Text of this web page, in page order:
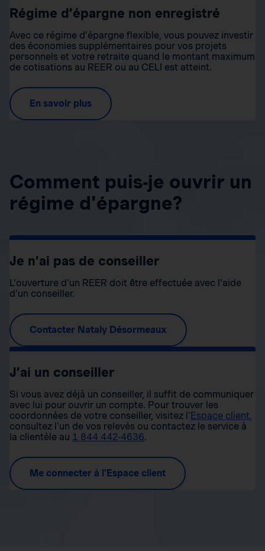
Régime d’épargne non enregistré
Avec ce régime d’épargne flexible, vous pouvez investir
des économies supplémentaires pour vos projets
personnels et votre retraite quand le montant maximum
de cotisations au REER ou au CELI est atteint.
En savoir plus
Comment puis-je ouvrir un
régime d'épargne?
Je n’ai pas de conseiller
L'ouverture d'un REER doit être effectuée avec l'aide
d'un conseiller.
Contacter Nataly Désormeaux
J’ai un conseiller
Si vous avez déjà un conseiller, il suffit de communiquer
avec lui pour ouvrir un compte. Pour trouver les
coordonnées de votre conseiller, visitez l' Espace client,
consultez l'un de vos relevés ou contactez le service à
la clientèle au 1 844 442-4636.
Me connecter à l'Espace client